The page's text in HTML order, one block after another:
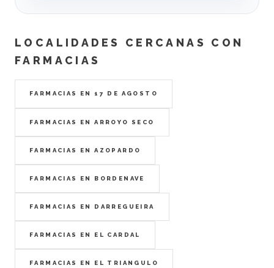
LOCALIDADES CERCANAS CON
FARMACIAS
FARMACIAS EN 17 DE AGOSTO
FARMACIAS EN ARROYO SECO
FARMACIAS EN AZOPARDO
FARMACIAS EN BORDENAVE
FARMACIAS EN DARREGUEIRA
FARMACIAS EN EL CARDAL
FARMACIAS EN EL TRIANGULO